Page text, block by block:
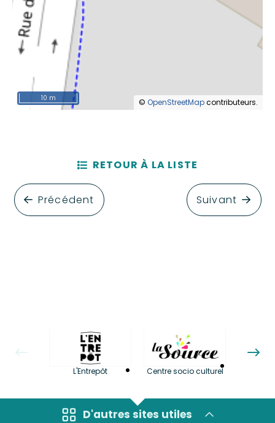
© OpenStreetMapcontributeurs.
10 m
Précédent
RETOUR À LA LISTE
Suivant
L'Entrepôt Centre socio culturel
D'autres sites utiles